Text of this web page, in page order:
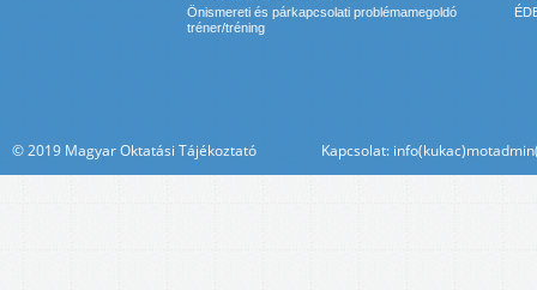
Önismereti és párkapcsolati problémamegoldó
tréner/tréning
© 2019 Magyar Oktatási Tájékoztató Kapcsolat: